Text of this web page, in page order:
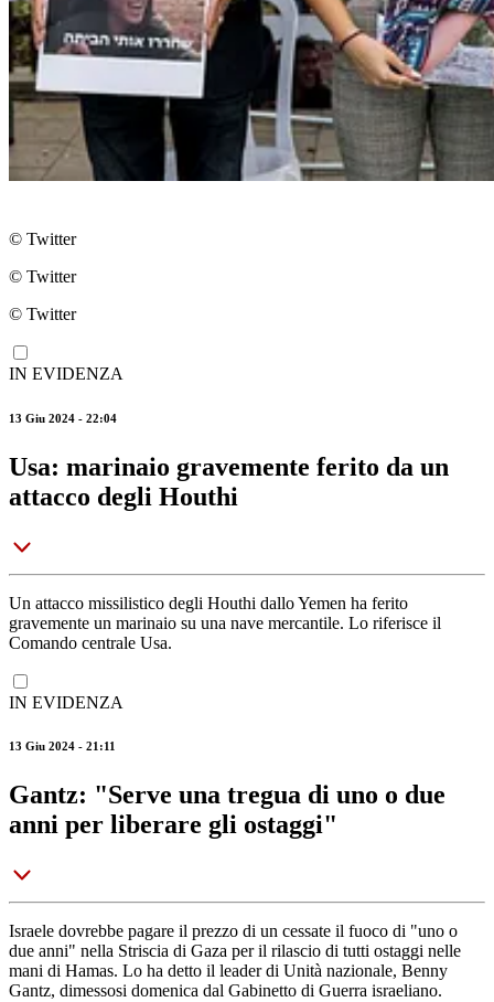
© Twitter
© Twitter
© Twitter
IN EVIDENZA
13 Giu 2024 - 22:04
Usa: marinaio gravemente ferito da un
attacco degli Houthi
Un attacco missilistico degli Houthi dallo Yemen ha ferito
gravemente un marinaio su una nave mercantile. Lo riferisce il
Comando centrale Usa.
IN EVIDENZA
13 Giu 2024 - 21:11
Gantz: "Serve una tregua di uno o due
anni per liberare gli ostaggi"
Israele dovrebbe pagare il prezzo di un cessate il fuoco di "uno o
due anni" nella Striscia di Gaza per il rilascio di tutti ostaggi nelle
mani di Hamas. Lo ha detto il leader di Unità nazionale, Benny
Gantz, dimessosi domenica dal Gabinetto di Guerra israeliano.